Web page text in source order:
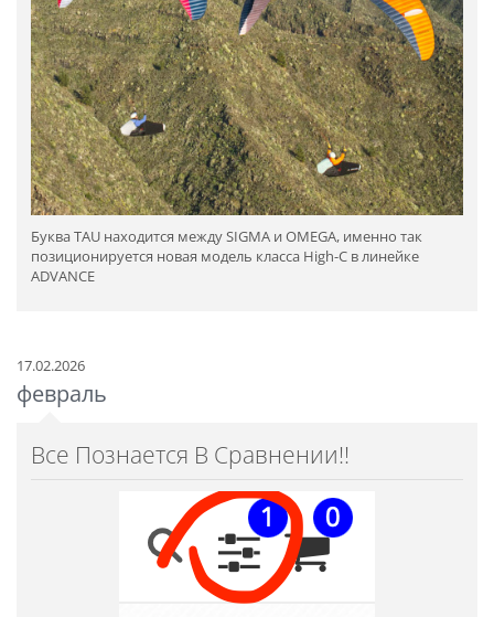
Буква TAU находится между SIGMA и OMEGA, именно так
позиционируется новая модель класса High-C в линейке
ADVANCE
17.02.2026
февраль
Все Познается В Сравнении!!